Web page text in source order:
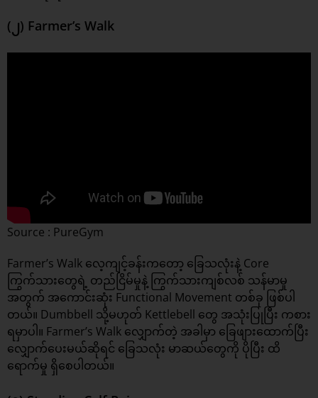
(၂) Farmer’s Walk
Source : PureGym
Farmer’s Walk လေ့ကျင့်ခန်းကတော့ ခြေသလုံးနဲ့ Core
ကြွက်သားတွေရဲ့ တည်ငြိမ်မှုနဲ့ ကြွက်သားကျစ်လစ် သန်မာမှု
အတွက် အကောင်းဆုံး Functional Movement တစ်ခု ဖြစ်ပါ
တယ်။ Dumbbell သို့မဟုတ် Kettlebell တွေ အသုံးပြုပြီး ကစား
ရမှာပါ။ Farmer’s Walk လျှောက်တဲ့ အခါမှာ ‌ခြေဖျားထောက်ပြီး
လျှောက်ပေးမယ်ဆိုရင် ခြေသလုံး မာဆယ်တွေကို ပိုပြီး ထိ
ရောက်မှု ရှိစေပါတယ်။